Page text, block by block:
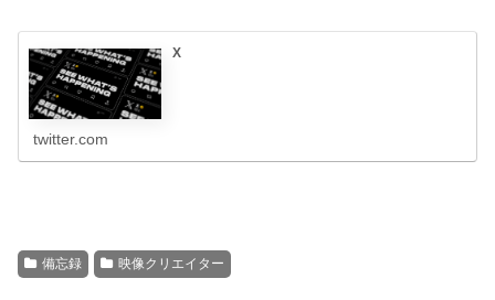
X
twitter.com
備忘録 映像クリエイター